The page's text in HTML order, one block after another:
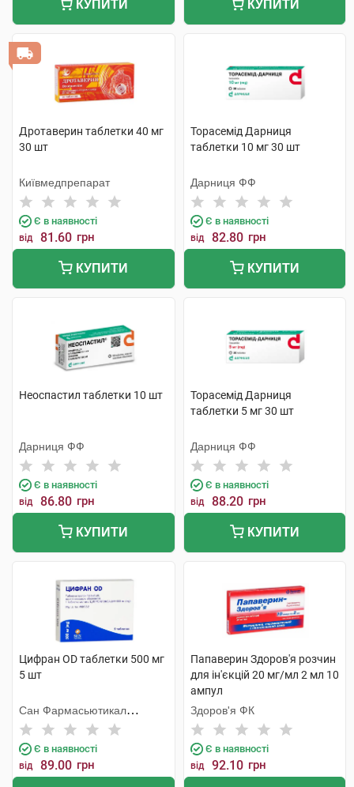
КУПИТИ КУПИТИ
Дротаверин таблетки 40 мг
30 шт
Київмедпрепарат
Є в наявності
від 81.60 грн
КУПИТИ
Торасемід Дарниця
таблетки 10 мг 30 шт
Дарниця ФФ
Є в наявності
від 82.80 грн
КУПИТИ
Неоспастил таблетки 10 шт
Дарниця ФФ
Є в наявності
від 86.80 грн
КУПИТИ
Торасемід Дарниця
таблетки 5 мг 30 шт
Дарниця ФФ
Є в наявності
від 88.20 грн
КУПИТИ
Цифран OD таблетки 500 мг
5 шт
Сан Фармасьютикал
Індастріз
Є в наявності
від 89.00 грн
Папаверин Здоров'я розчин
для ін'єкцій 20 мг/мл 2 мл 10
ампул
Здоров'я ФК
Є в наявності
від 92.10 грн